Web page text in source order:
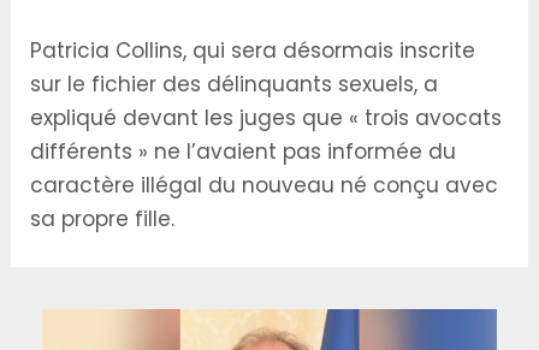
Patricia Collins, qui sera désormais inscrite
sur le fichier des délinquants sexuels, a
expliqué devant les juges que « trois avocats
différents » ne l’avaient pas informée du
caractère illégal du nouveau né conçu avec
sa propre fille.